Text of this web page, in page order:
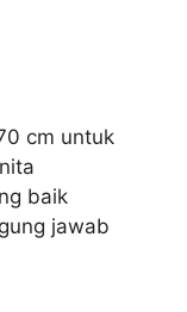
cm untuk
baik
jawab